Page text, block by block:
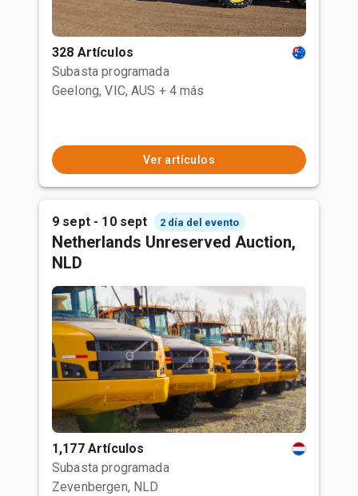
328 Artículos
Subasta programada
Geelong, VIC, AUS + 4 más
Ver artículos
9 sept - 10 sept 2 día del evento
Netherlands Unreserved Auction,
NLD
1,177 Artículos
Subasta programada
Zevenbergen, NLD